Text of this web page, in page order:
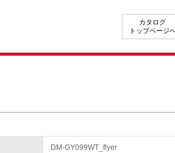
カタログ
トップページ
DM-GY099WT_flyer